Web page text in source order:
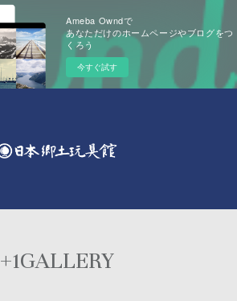
Ameba Owndで
あなただけのホームページやブログをつ
くろう
今すぐ試す
+1GALLERY